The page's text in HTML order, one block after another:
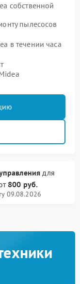
собственной
пылесосов
в течении часа
для
800 руб.
09.08.2026